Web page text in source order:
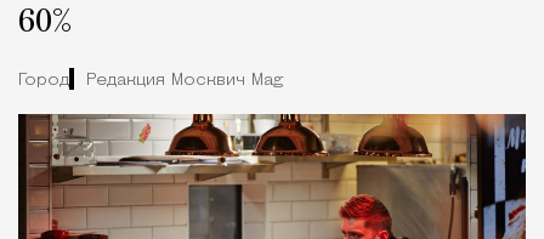
60%
Город Редакция Москвич Mag